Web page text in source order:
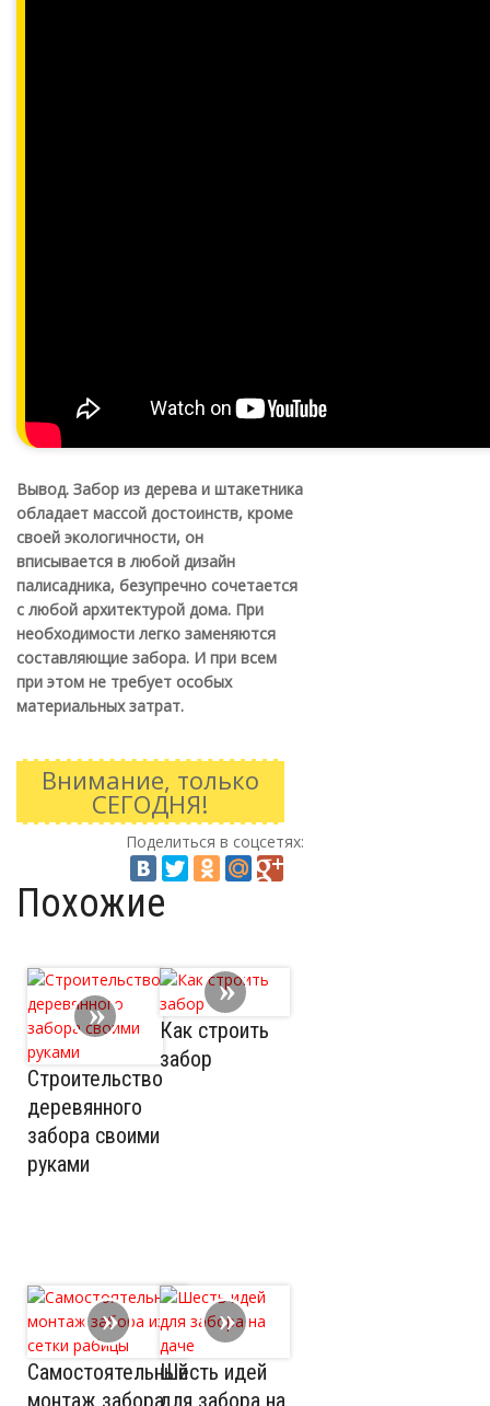
Вывод. Забор из дерева и штакетника
обладает массой достоинств, кроме
своей экологичности, он
вписывается в любой дизайн
палисадника, безупречно сочетается
с любой архитектурой дома. При
необходимости легко заменяются
составляющие забора. И при всем
при этом не требует особых
материальных затрат.
Внимание, только
СЕГОДНЯ!
Поделиться в соцсетях:
Похожие
Строительство
деревянного
забора своими
руками
Как строить
забор
Самостоятельный
монтаж забора
Шесть идей
для забора на